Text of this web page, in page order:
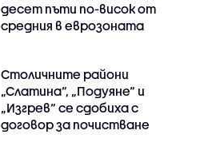
десет пъти по-висок от
средния в еврозоната
Столичните райони
„Слатина“, „Подуяне“ и
„Изгрев“ се сдобиха с
договор за почистване